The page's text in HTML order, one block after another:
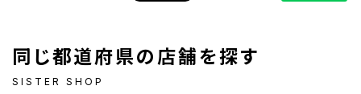
同じ都道府県の店舗を探す
SISTER SHOP